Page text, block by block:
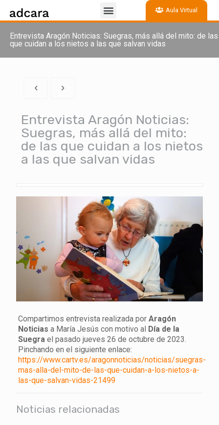
Aula Virtual
Entrevista Aragón Noticias: Suegras, más allá del mito: de las
que cuidan a los nietos a las que salvan vidas
Entrevista Aragón Noticias:
Suegras, más allá del mito:
de las que cuidan a los nietos
a las que salvan vidas
Compartimos entrevista realizada por Aragón
Noticias a María Jesús con motivo al Día de la
Suegra el pasado jueves 26 de octubre de 2023.
Pinchando en el siguiente enlace:
https://www.cartv.es/aragonnoticias/noticias/suegras-
mas-alla-del-mito-de-las-que-cuidan-a-los-nietos-a-
las-que-salvan-vidas-21499
Noticias relacionadas